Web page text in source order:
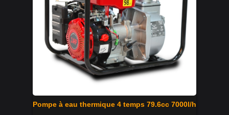
Pompe à eau thermique 4 temps 79.6cc 7000l/h